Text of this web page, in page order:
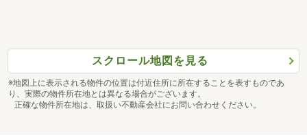
スクロール地図を見る
※地図上に表示される物件の位置は付近住所に所在することを表すものであ
り、実際の物件所在地とは異なる場合がございます。
正確な物件所在地は、取扱い不動産会社にお問い合わせください。